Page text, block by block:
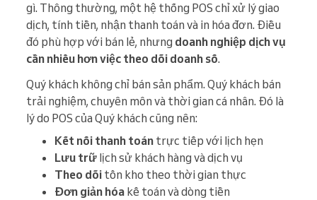
gì. Thông thường, một hệ thống POS chỉ xử lý giao
dịch, tính tiền, nhận thanh toán và in hóa đơn. Điều
đó phù hợp với bán lẻ, nhưng doanh nghiệp dịch vụ
cần nhiều hơn việc theo dõi doanh số.
Quý khách không chỉ bán sản phẩm. Quý khách bán
trải nghiệm, chuyên môn và thời gian cá nhân. Đó là
lý do POS của Quý khách cũng nên:
Kết nối thanh toán trực tiếp với lịch hẹn
Lưu trữ lịch sử khách hàng và dịch vụ
Theo dõi tồn kho theo thời gian thực
Đơn giản hóa kế toán và dòng tiền